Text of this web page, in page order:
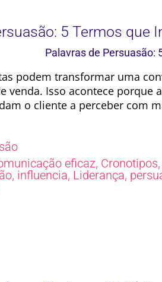
5 Termos que
podem transformar uma
venda. Isso acontece porque
o cliente a perceber com
eficaz, Cronotipos
, influencia, Liderança,